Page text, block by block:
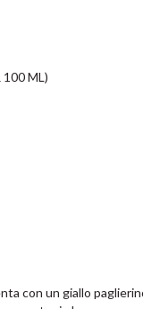
ML)
con un giallo